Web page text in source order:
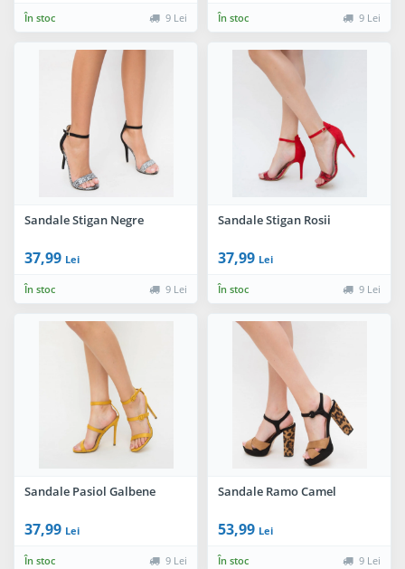
În stoc 9 Lei În stoc 9 Lei
Sandale Stigan Negre
37,99 Lei
În stoc 9 Lei
Sandale Stigan Rosii
37,99 Lei
În stoc 9 Lei
Sandale Pasiol Galbene
37,99 Lei
În stoc 9 Lei
Sandale Ramo Camel
53,99 Lei
În stoc 9 Lei